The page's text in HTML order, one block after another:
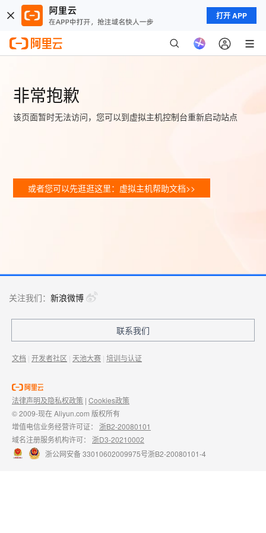
打开 APP
非常抱歉
该页面暂时无法访问，您可以到虚拟主机控制台重新启动站点
或者您可以先逛逛这里：虚拟主机帮助文档>>